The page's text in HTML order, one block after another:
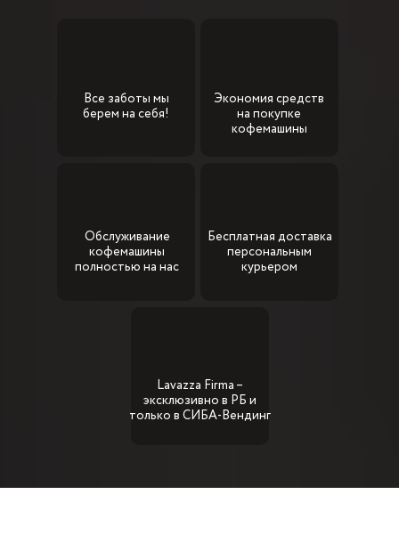
Все заботы мы
берем на себя!
Обслуживание
кофемашины
полностью на нас
Экономия средств
на покупке
кофемашины
Бесплатная доставка
персональным
курьером
Lavazza Firma –
эксклюзивно в РБ и
только в СИБА-Вендинг